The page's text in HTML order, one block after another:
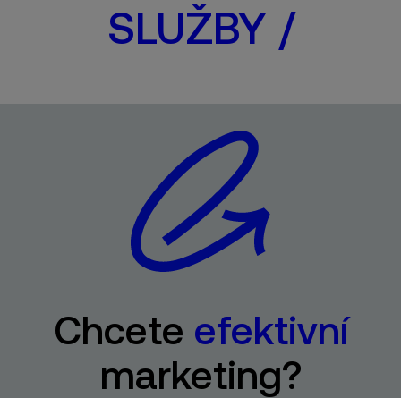
SLUŽBY /
Chcete efektivní
marketing?